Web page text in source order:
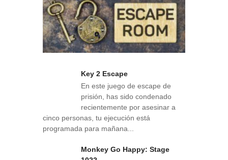
Key 2 Escape
En este juego de escape de
prisión, has sido condenado
recientemente por asesinar a
cinco personas, tu ejecución está
programada para mañana...
Monkey Go Happy: Stage